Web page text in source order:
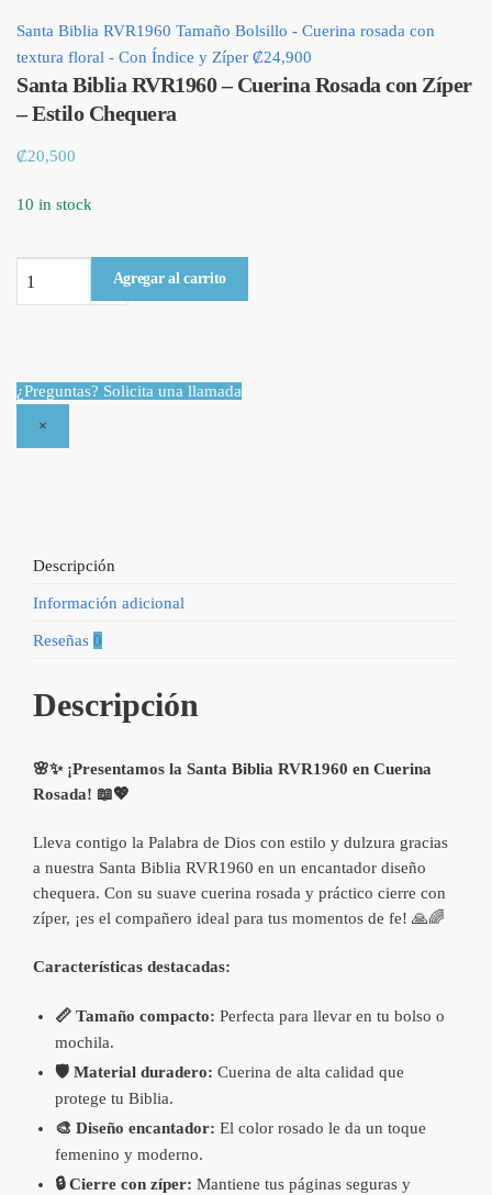
Santa Biblia RVR1960 Tamaño Bolsillo - Cuerina rosada con
textura floral - Con Índice y Zíper ₡24,900
Santa Biblia RVR1960 – Cuerina Rosada con Zíper
– Estilo Chequera
₡20,500
10 in stock
Rosada
con
Zíper
quantity
Agregar al carrito
¿Preguntas? Solicita una llamada
×
Descripción
Información adicional
Reseñas 0
Descripción
🌸✨ ¡Presentamos la Santa Biblia RVR1960 en Cuerina
Rosada! 📖💖
Lleva contigo la Palabra de Dios con estilo y dulzura gracias
a nuestra Santa Biblia RVR1960 en un encantador diseño
chequera. Con su suave cuerina rosada y práctico cierre con
zíper, ¡es el compañero ideal para tus momentos de fe! 🙏🌈
Características destacadas:
📏 Tamaño compacto: Perfecta para llevar en tu bolso o
mochila.
🛡️ Material duradero: Cuerina de alta calidad que
protege tu Biblia.
🎨 Diseño encantador: El color rosado le da un toque
femenino y moderno.
🔒 Cierre con zíper: Mantiene tus páginas seguras y